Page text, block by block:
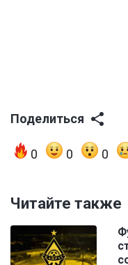
Поделиться
0 0 0
Читайте также